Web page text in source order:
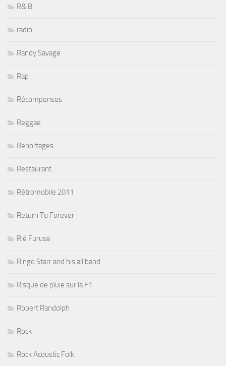
R& B
radio
Randy Savage
Rap
Récompenses
Reggae
Reportages
Restaurant
Rétromobile 2011
Return To Forever
Rié Furuse
Ringo Starr and his all band
Risque de pluie sur la F1
Robert Randolph
Rock
Rock Acoustic Folk